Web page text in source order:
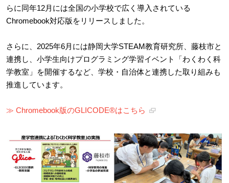
らに同年12月には全国の小学校で広く導入されている
Chromebook対応版をリリースしました。
さらに、2025年6月には静岡大学STEAM教育研究所、藤枝市と
連携し、小学生向けプログラミング学習イベント「わくわく科
学教室」を開催するなど、学校・自治体と連携した取り組みも
推進しています。
≫ Chromebook版のGLICODE®はこちら